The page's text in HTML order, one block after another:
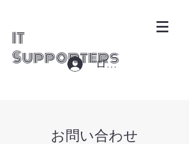
IT
Supporters
ログイン
お問い合わせ